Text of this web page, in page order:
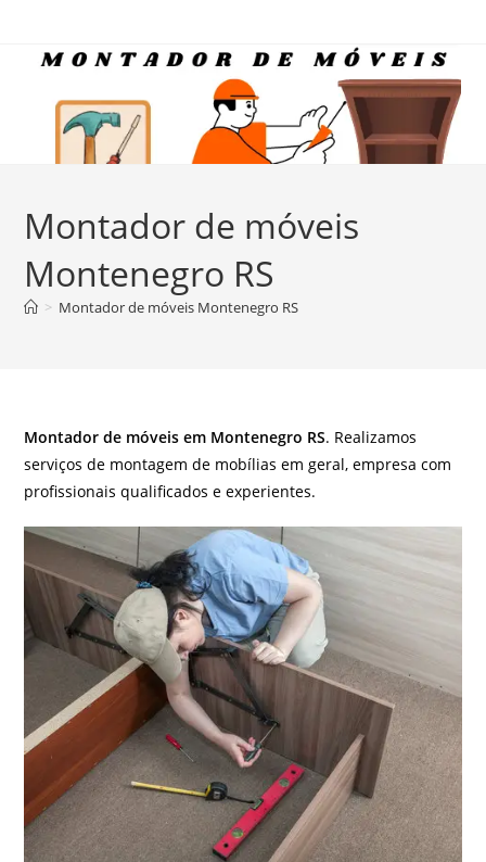
Montador de móveis
Montenegro RS
> Montador de móveis Montenegro RS
Montador de móveis em Montenegro RS. Realizamos
serviços de montagem de mobílias em geral, empresa com
profissionais qualificados e experientes.